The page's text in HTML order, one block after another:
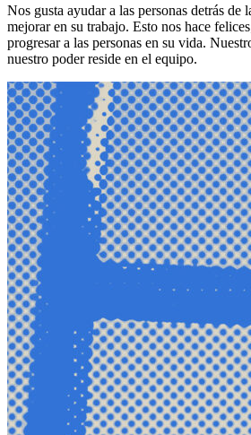
Nos gusta ayudar a las personas detrás de
mejorar en su trabajo. Esto nos hace
progresar a las personas en su vida.
nuestro poder reside en el equipo.